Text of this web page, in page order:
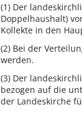
(1) Der
Doppelhaushalt)
Kollekte in den
(2) Bei der
werden.
(3) Der
bezogen auf die
der Landeskirche